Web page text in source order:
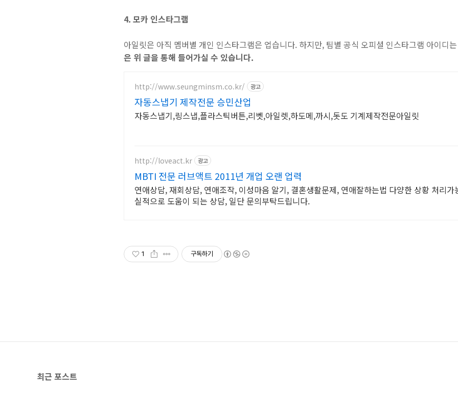
4. 모카 인스타그램
아일릿은 아직 멤버별 개인 인스타그램은 업습니다. 하지만, 팀별 공식 오피셜 인스타그램 아이디
은 위 글을 통해 들어가실 수 있습니다.
http://www.seungminsm.co.kr/ 광고
자동스냅기 제작전문 승민산업
자동스냅기,링스냅,플라스틱버튼,리벳,아일렛,하도메,까시,돗도 기계제작전문아일릿
http://loveact.kr 광고
MBTI 전문 러브액트 2011년 개업 오랜 업력
연애상담, 재회상담, 연애조작, 이성마음 알기, 결혼생활문제, 연애잘하는법 다양한 상황 처리가
실적으로 도움이 되는 상담, 일단 문의부탁드립니다.
1 구독하기
최근 포스트